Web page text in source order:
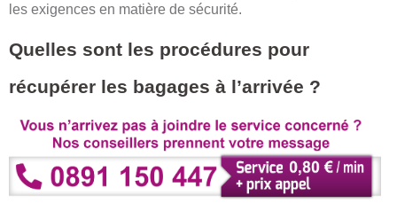
les exigences en matière de sécurité.
Quelles sont les procédures pour
récupérer les bagages à l’arrivée ?